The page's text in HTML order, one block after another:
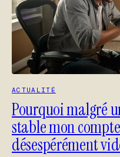
ACTUALITÉ
Pourquoi malgré
stable mon
désespérément